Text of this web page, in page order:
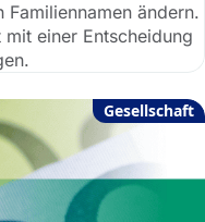
Familiennamen ändern.
einer Entscheidung
Gesellschaft